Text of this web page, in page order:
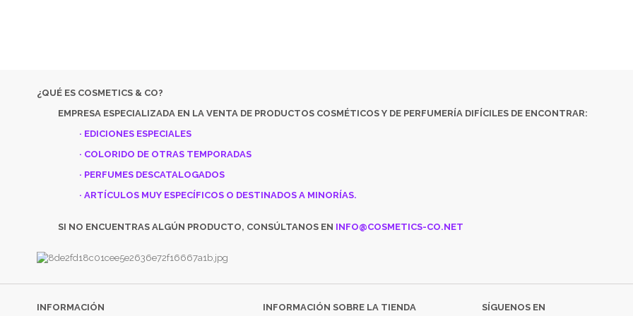
¿QUÉ ES COSMETICS & CO?
EMPRESA ESPECIALIZADA EN LA VENTA DE PRODUCTOS COSMÉTICOS Y DE PERFUMERÍA DIFÍCILES DE ENCONTRAR:
· EDICIONES ESPECIALES
· COLORIDO DE OTRAS TEMPORADAS
· PERFUMES DESCATALOGADOS
· ARTÍCULOS MUY ESPECÍFICOS O DESTINADOS A MINORÍAS.
SI NO ENCUENTRAS ALGÚN PRODUCTO, CONSÚLTANOS EN INFO@COSMETICS-CO.NET
INFORMACIÓN INFORMACIÓN SOBRE LA TIENDA SÍGUENOS EN